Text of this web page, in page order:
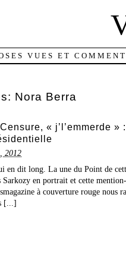
VUES ET
Nora Berra
« j’l’emmerde
2012
en dit long. La une du Point de
Sarkozy en portrait et cette
à couverture rouge nous
[...]